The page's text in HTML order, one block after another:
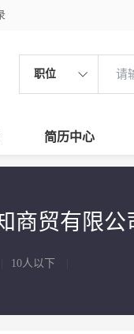
职位
简历中心
商贸有限公
10人以下